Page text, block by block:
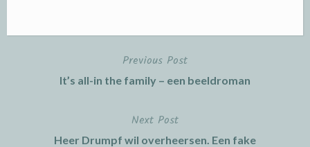
Previous Post
It’s all-in the family – een beeldroman
Next Post
Heer Drumpf wil overheersen. Een fake